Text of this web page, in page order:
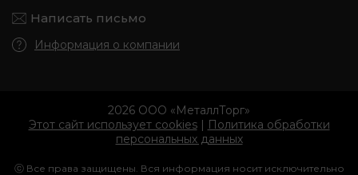
Написать письмо
Информация о компании
2026 ООО «МеталлТорг»
Этот сайт использует cookies| Политика обработки
персональных данных
ⓒ Все права защищены. Вся информация носит исключительно